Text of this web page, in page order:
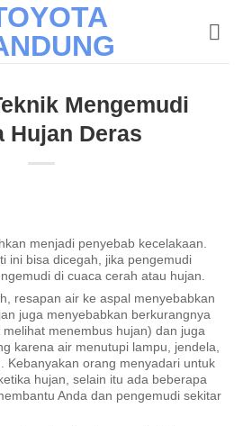
Mengemudi
Hujan Deras
menjadi penyebab kecelakaan.
ini bisa dicegah, jika pengemudi
di cuaca cerah atau hujan.
resapan air ke aspal menyebabkan
juga menyebabkan berkurangnya
menembus hujan) dan juga
karena air menutupi lampu, jendela,
Kebanyakan orang menyadari untuk
hujan, selain itu ada beberapa
Anda dan pengemudi sekitar